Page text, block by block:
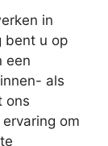
in
bent u op
een
als
ons
om